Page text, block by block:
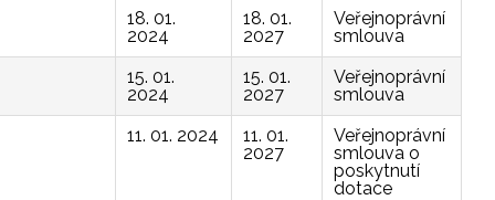
18. 01.
2024
18. 01.
2027
Veřejnoprávní
smlouva
15. 01.
2024
15. 01.
2027
Veřejnoprávní
smlouva
11. 01. 2024
11. 01.
2027
Veřejnoprávní
smlouva o
poskytnutí
dotace